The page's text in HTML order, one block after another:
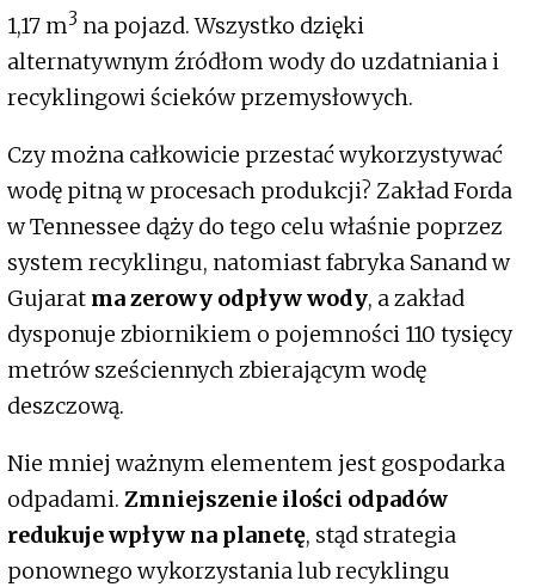
1,17 m3 na pojazd. Wszystko dzięki
alternatywnym źródłom wody do uzdatniania i
recyklingowi ścieków przemysłowych.
Czy można całkowicie przestać wykorzystywać
wodę pitną w procesach produkcji? Zakład Forda
w Tennessee dąży do tego celu właśnie poprzez
system recyklingu, natomiast fabryka Sanand w
Gujarat ma zerowy odpływ wody, a zakład
dysponuje zbiornikiem o pojemności 110 tysięcy
metrów sześciennych zbierającym wodę
deszczową.
Nie mniej ważnym elementem jest gospodarka
odpadami. Zmniejszenie ilości odpadów
redukuje wpływ na planetę, stąd strategia
ponownego wykorzystania lub recyklingu